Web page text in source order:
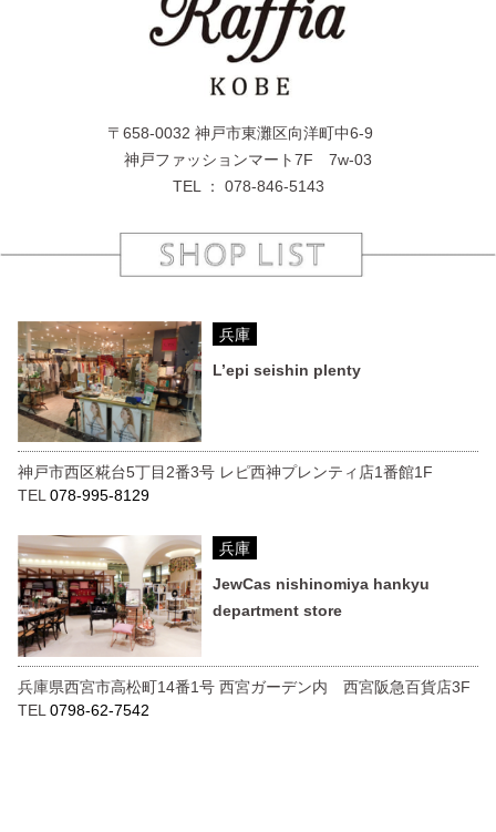
〒658-0032 神戸市東灘区向洋町中6-9
神戸ファッションマート7F 7w-03
TEL ： 078-846-5143
兵庫
L’epi seishin plenty
神戸市西区糀台5丁目2番3号 レピ西神プレンティ店1番館1F
TEL078-995-8129
兵庫
JewCas nishinomiya hankyu
department store
兵庫県西宮市高松町14番1号 西宮ガーデン内 西宮阪急百貨店3F
TEL 0798-62-7542